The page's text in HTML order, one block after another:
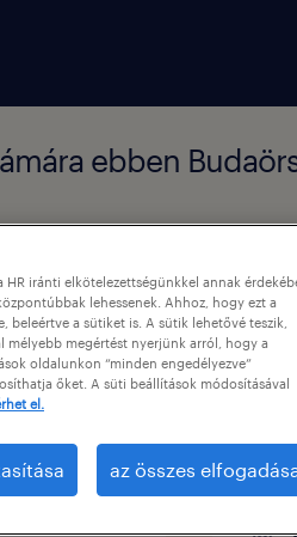
ebben
iránti elkötelezettségünkkel annak
lehessenek. Ahhoz, hogy ezt a
a sütiket is. A sütik lehetővé teszik,
mélyebb megértést nyerjünk arról, hogy a
oldalunkon “minden engedélyezve”
őket. A süti beállítások módosításával
el.
az összes